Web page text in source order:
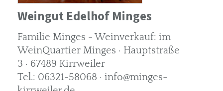
Weingut Edelhof Minges
Familie Minges - Weinverkauf: im
WeinQuartier Minges · Hauptstraße
3 · 67489 Kirrweiler
Tel.: 06321-58068 · info@minges-